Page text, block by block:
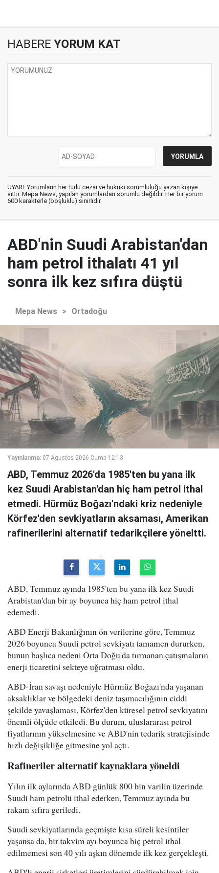
HABERE YORUM KAT
UYARI: Yorumların her türlü cezai ve hukuki sorumluluğu yazan kişiye
aittir. Mepa News, yapılan yorumlardan sorumlu değildir. Her bir yorum
600 karakterle (boşluklu) sınırlıdır.
ABD'nin Suudi Arabistan'dan
ham petrol ithalatı 41 yıl
sonra ilk kez sıfıra düştü
Mepa News > Ortadoğu
Yayınlanma: 07 Ağustos 2026 Cuma 12:13
ABD, Temmuz 2026'da 1985'ten bu yana ilk
kez Suudi Arabistan'dan hiç ham petrol ithal
etmedi. Hürmüz Boğazı'ndaki kriz nedeniyle
Körfez'den sevkiyatların aksaması, Amerikan
rafinerilerini alternatif tedarikçilere yöneltti.
ABD, Temmuz ayında 1985'ten bu yana ilk kez Suudi
Arabistan'dan bir ay boyunca hiç ham petrol ithal
edemedi.
ABD Enerji Bakanlığının ön verilerine göre, Temmuz
2026 boyunca Suudi petrol sevkiyatı tamamen dururken,
bunun başlıca nedeni Orta Doğu'da tırmanan çatışmaların
enerji ticaretini sekteye uğratması oldu.
ABD-İran savaşı nedeniyle Hürmüz Boğazı'nda yaşanan
aksaklıklar ve bölgedeki deniz taşımacılığının ciddi
şekilde yavaşlaması, Körfez'den küresel petrol sevkiyatını
önemli ölçüde etkiledi. Bu durum, uluslararası petrol
fiyatlarının yükselmesine ve ABD'nin tedarik stratejisinde
hızlı değişikliğe gitmesine yol açtı.
Rafineriler alternatif kaynaklara yöneldi
Yılın ilk aylarında ABD günlük 800 bin varilin üzerinde
Suudi ham petrolü ithal ederken, Temmuz ayında bu
rakam sıfıra geriledi.
Suudi sevkiyatlarında geçmişte kısa süreli kesintiler
yaşansa da, bir takvim ayı boyunca hiç petrol ithal
edilmemesi son 40 yılı aşkın dönemde ilk kez gerçekleşti.